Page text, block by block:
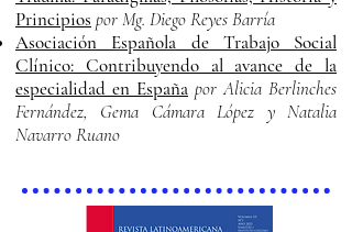
Principios por Mg. Diego Reyes Barría
Asociación Española de Trabajo Social
Clínico: Contribuyendo al avance de la
especialidad en España por Alicia Berlinches
Fernández, Gema Cámara López y Natalia
Navarro Ruano